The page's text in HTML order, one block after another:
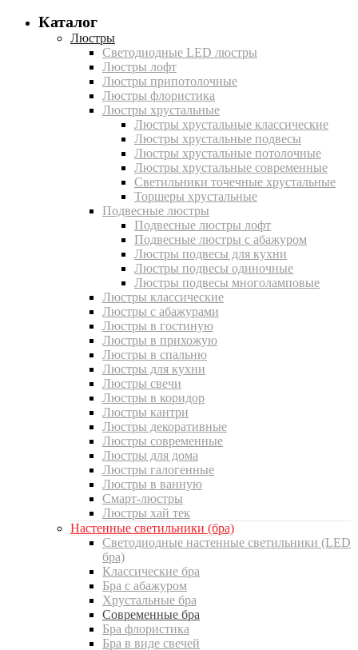
Каталог
Люстры
Светодиодные LED люстры
Люстры лофт
Люстры припотолочные
Люстры флористика
Люстры хрустальные
Люстры хрустальные классические
Люстры хрустальные подвесы
Люстры хрустальные потолочные
Люстры хрустальные современные
Светильники точечные хрустальные
Торшеры хрустальные
Подвесные люстры
Подвесные люстры лофт
Подвесные люстры с абажуром
Люстры подвесы для кухни
Люстры подвесы одиночные
Люстры подвесы многоламповые
Люстры классические
Люстры с абажурами
Люстры в гостиную
Люстры в прихожую
Люстры в спальню
Люстры для кухни
Люстры свечи
Люстры в коридор
Люстры кантри
Люстры декоративные
Люстры современные
Люстры для дома
Люстры галогенные
Люстры в ванную
Смарт-люстры
Люстры хай тек
Настенные светильники (бра)
Светодиодные настенные светильники (LED
бра)
Классические бра
Бра с абажуром
Хрустальные бра
Современные бра
Бра флористика
Бра в виде свечей